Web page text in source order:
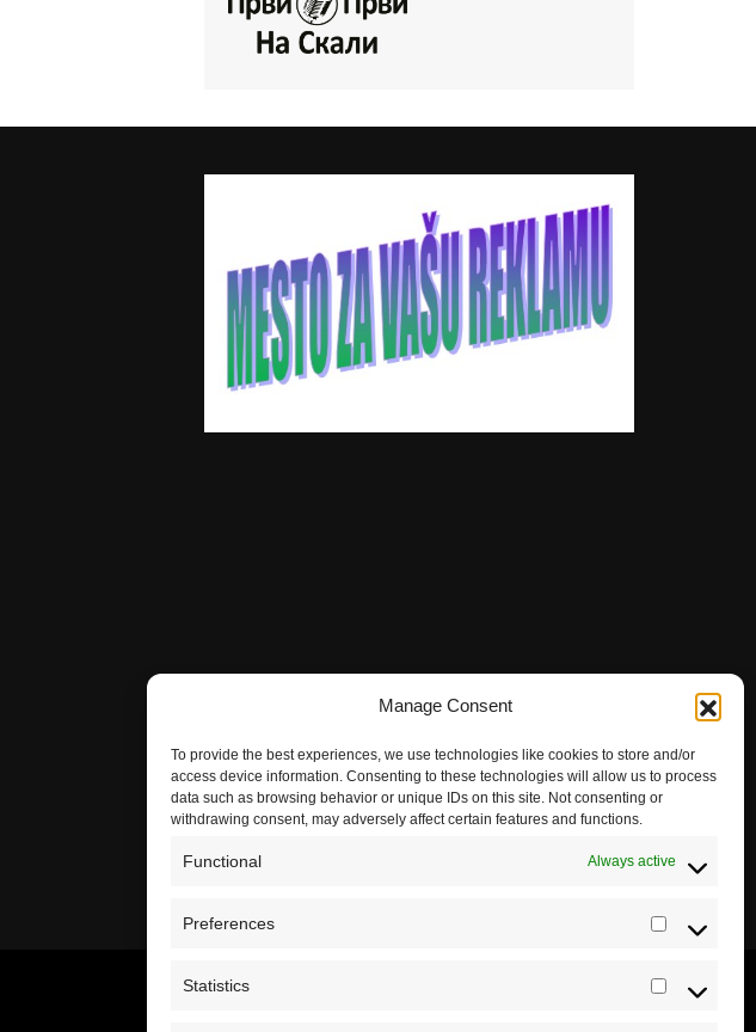
Manage Consent
To provide the best experiences, we use technologies like cookies to store and/or
access device information. Consenting to these technologies will allow us to process
data such as browsing behavior or unique IDs on this site. Not consenting or
withdrawing consent, may adversely affect certain features and functions.
Functional Always active
Preferences
Statistics Statistics